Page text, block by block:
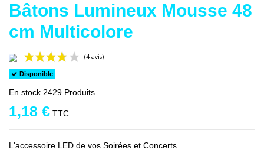
Bâtons Lumineux Mousse 48
cm Multicolore
Disponible
En stock 2429 Produits
1,18 € TTC
L'accessoire LED de vos Soirées et Concerts